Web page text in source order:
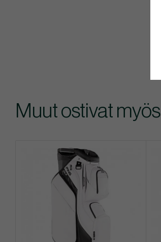
Muut ostivat myös